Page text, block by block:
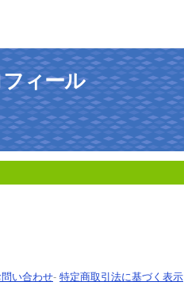
ィール
問い合わせ- 特定商取引法に基づく表示